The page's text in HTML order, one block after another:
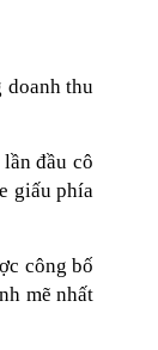
doanh thu
đầu cô
giấu phía
công bố
mẽ nhất